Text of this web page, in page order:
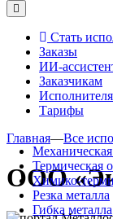
Стать
Заказы
ИИ-
Заказчикам
Тарифы
Термическая
Химико-
Резка металла
Гибка металла
Главная—Все
ООО